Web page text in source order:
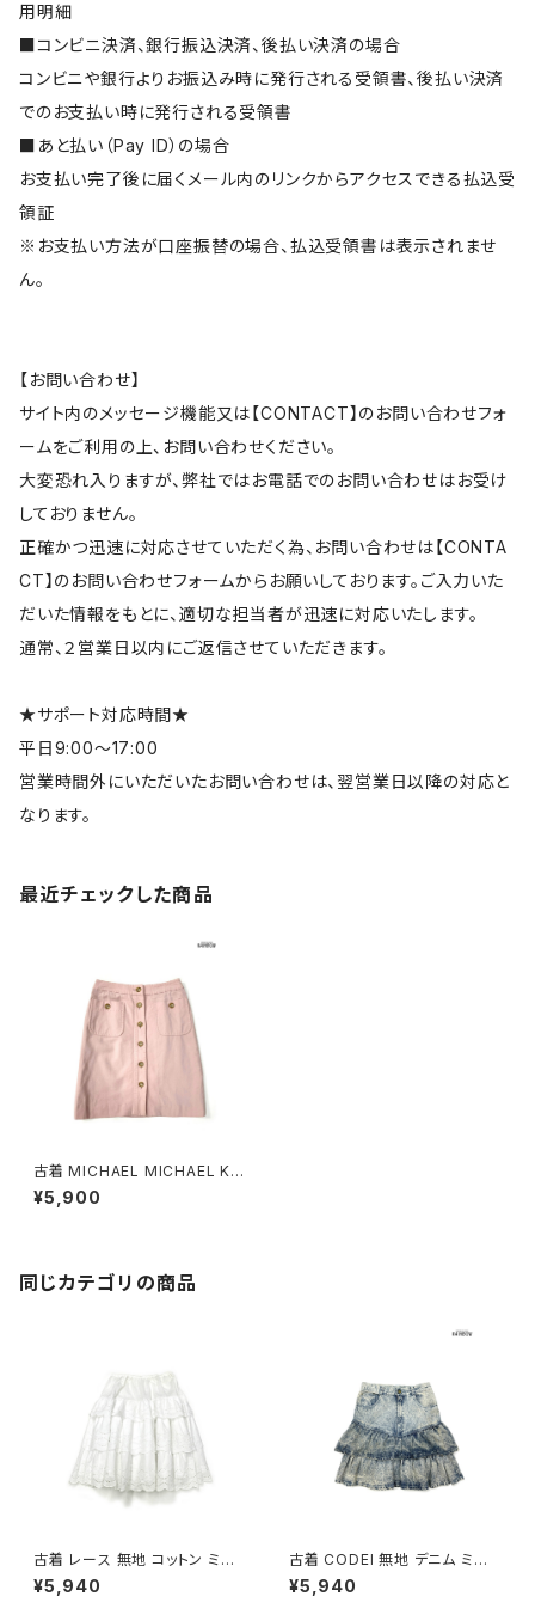
用明細
■コンビニ決済、銀行振込決済、後払い決済の場合
コンビニや銀行よりお振込み時に発行される受領書、後払い決済
でのお支払い時に発行される受領書
■あと払い（Pay ID）の場合
お支払い完了後に届くメール内のリンクからアクセスできる払込受
領証
※お支払い方法が口座振替の場合、払込受領書は表示されませ
ん。
【お問い合わせ】
サイト内のメッセージ機能又は【CONTACT】のお問い合わせフォ
ームをご利用の上、お問い合わせください。
大変恐れ入りますが、弊社ではお電話でのお問い合わせはお受け
しておりません。
正確かつ迅速に対応させていただく為、お問い合わせは【CONTA
CT】のお問い合わせフォームからお願いしております。ご入力いた
だいた情報をもとに、適切な担当者が迅速に対応いたします。
通常、２営業日以内にご返信させていただきます。
★サポート対応時間★
平日9:00～17:00
営業時間外にいただいたお問い合わせは、翌営業日以降の対応と
なります。
最近チェックした商品
古着 MICHAEL MICHAEL KO
RS マイケルマイケルコース 無
地 ウール ミニ丈 スカート ピン
¥5,900
同じカテゴリの商品
古着 レース 無地 コットン ミニ
丈 ティアード スカート 白 (ba2
607001)
¥5,940
古着 CODEI 無地 デニム ミニ
丈 ティアード スカート 青 水色
(btu2601044)
¥5,940